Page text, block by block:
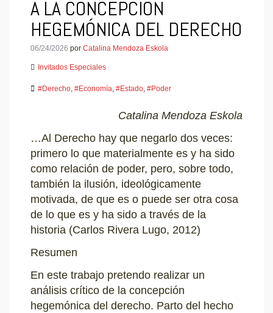
A LA CONCEPCIÓN
HEGEMÓNICA DEL DERECHO
06/24/2026 por Catalina Mendoza Eskola
Invitados Especiales
#Derecho, #Economía, #Estado, #Poder
Catalina Mendoza Eskola
…Al Derecho hay que negarlo dos veces:
primero lo que materialmente es y ha sido
como relación de poder, pero, sobre todo,
también la ilusión, ideológicamente
motivada, de que es o puede ser otra cosa
de lo que es y ha sido a través de la
historia (Carlos Rivera Lugo, 2012)
Resumen
En este trabajo pretendo realizar un
análisis crítico de la concepción
hegemónica del derecho. Parto del hecho